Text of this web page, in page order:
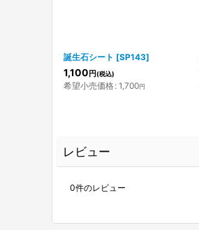
誕生石シート [SP143]
1,100 円(税込)
希望小売価格: 1,700円
レビュー
0件のレビュー